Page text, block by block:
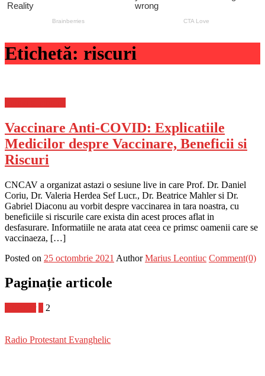
Etichetă: riscuri
Vaccinare Anti-COVID: Explicatiile
Medicilor despre Vaccinare, Beneficii si
Riscuri
CNCAV a organizat astazi o sesiune live in care Prof. Dr. Daniel
Coriu, Dr. Valeria Herdea Sef Lucr., Dr. Beatrice Mahler si Dr.
Gabriel Diaconu au vorbit despre vaccinarea in tara noastra, cu
beneficiile si riscurile care exista din acest proces aflat in
desfasurare. Informatiile ne arata atat ceea ce primsc oamenii care se
vaccinaeza, […]
Posted on 25 octombrie 2021 Author Marius Leontiuc Comment(0)
Paginație articole
2
Radio Protestant Evanghelic